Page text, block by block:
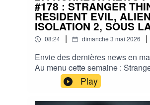
#178 : STRANGER
RESIDENT EVIL, ALIEN
ISOLATION 2, SOUS
08:24 | dimanche 3 mai 2026 |
Envie des dernières news en
Au menu cette semaine :
Resident Evil, Alien Isolation 2,
Sous la Seine 2 et plein d'autres
ciné, séries, tv, streaming, vod,
Play